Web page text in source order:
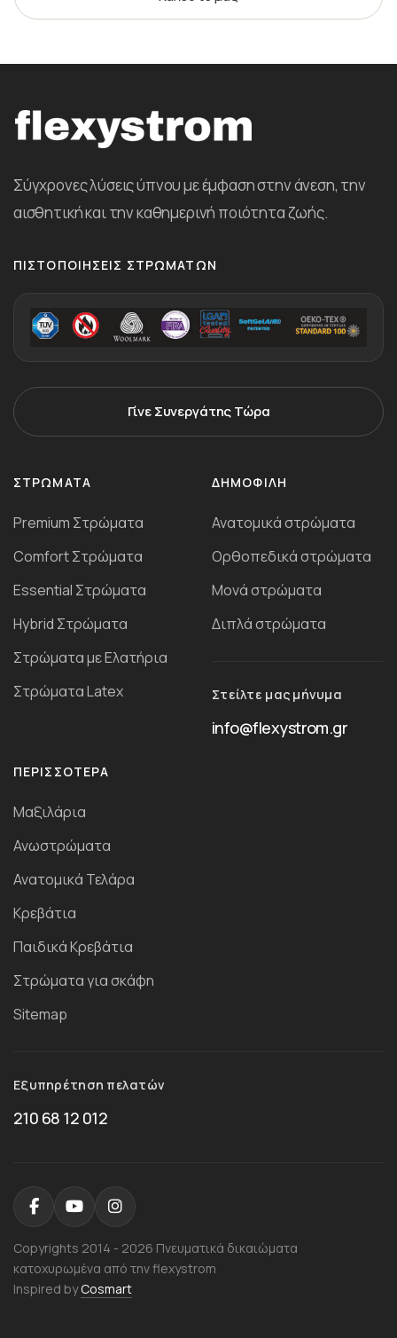
Σύγχρονες λύσεις ύπνου με έμφαση στην άνεση, την
αισθητική και την καθημερινή ποιότητα ζωής.
ΠΙΣΤΟΠΟΙΉΣΕΙΣ ΣΤΡΩΜΆΤΩΝ
Γίνε Συνεργάτης Τώρα
ΣΤΡΏΜΑΤΑ
Premium Στρώματα
Comfort Στρώματα
Essential Στρώματα
Ηybrid Στρώματα
Στρώματα με Ελατήρια
Στρώματα Latex
ΔΗΜΟΦΙΛΉ
Ανατομικά στρώματα
Ορθοπεδικά στρώματα
Μονά στρώματα
Διπλά στρώματα
Στείλτε μας μήνυμα
info@flexystrom.gr
ΠΕΡΙΣΣΌΤΕΡΑ
Μαξιλάρια
Ανωστρώματα
Ανατομικά Τελάρα
Κρεβάτια
Παιδικά Κρεβάτια
Στρώματα για σκάφη
Sitemap
Εξυπηρέτηση πελατών
210 68 12 012
Copyrights 2014 - 2026 Πνευματικά δικαιώματα
κατοχυρωμένα από την flexystrom
Inspired byCosmart